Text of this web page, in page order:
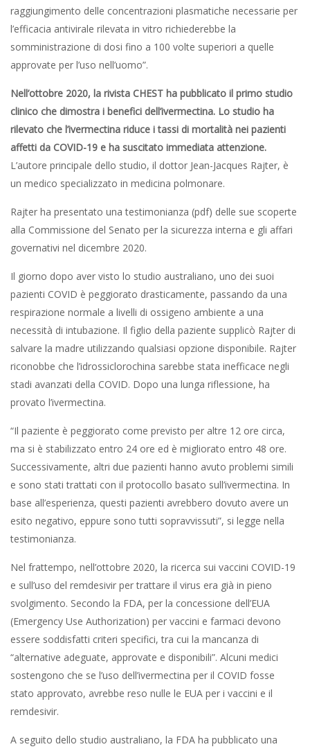
raggiungimento delle concentrazioni plasmatiche necessarie per
l’efficacia antivirale rilevata in vitro richiederebbe la
somministrazione di dosi fino a 100 volte superiori a quelle
approvate per l’uso nell’uomo”.
Nell’ottobre 2020, la rivista CHEST ha pubblicato il primo studio
clinico che dimostra i benefici dell’ivermectina. Lo studio ha
rilevato che l’ivermectina riduce i tassi di mortalità nei pazienti
affetti da COVID-19 e ha suscitato immediata attenzione.
L’autore principale dello studio, il dottor Jean-Jacques Rajter, è
un medico specializzato in medicina polmonare.
Rajter ha presentato una testimonianza (pdf) delle sue scoperte
alla Commissione del Senato per la sicurezza interna e gli affari
governativi nel dicembre 2020.
Il giorno dopo aver visto lo studio australiano, uno dei suoi
pazienti COVID è peggiorato drasticamente, passando da una
respirazione normale a livelli di ossigeno ambiente a una
necessità di intubazione. Il figlio della paziente supplicò Rajter di
salvare la madre utilizzando qualsiasi opzione disponibile. Rajter
riconobbe che l’idrossiclorochina sarebbe stata inefficace negli
stadi avanzati della COVID. Dopo una lunga riflessione, ha
provato l’ivermectina.
“Il paziente è peggiorato come previsto per altre 12 ore circa,
ma si è stabilizzato entro 24 ore ed è migliorato entro 48 ore.
Successivamente, altri due pazienti hanno avuto problemi simili
e sono stati trattati con il protocollo basato sull’ivermectina. In
base all’esperienza, questi pazienti avrebbero dovuto avere un
esito negativo, eppure sono tutti sopravvissuti”, si legge nella
testimonianza.
Nel frattempo, nell’ottobre 2020, la ricerca sui vaccini COVID-19
e sull’uso del remdesivir per trattare il virus era già in pieno
svolgimento. Secondo la FDA, per la concessione dell’EUA
(Emergency Use Authorization) per vaccini e farmaci devono
essere soddisfatti criteri specifici, tra cui la mancanza di
“alternative adeguate, approvate e disponibili”. Alcuni medici
sostengono che se l’uso dell’ivermectina per il COVID fosse
stato approvato, avrebbe reso nulle le EUA per i vaccini e il
remdesivir.
A seguito dello studio australiano, la FDA ha pubblicato una